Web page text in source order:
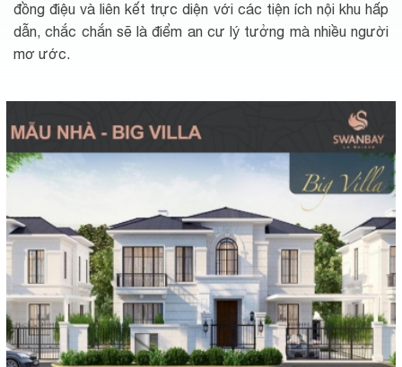
đồng điệu và liên kết trực diện với các tiện ích nội khu hấp
dẫn, chắc chắn sẽ là điểm an cư lý tưởng mà nhiều người
mơ ước.